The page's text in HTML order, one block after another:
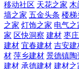
移动社区 天花之家 木
墙之家 五金头条 楼梯
之家 灯饰之家 电气之
家 区快洞察 建材 枣
建材 宜春建材 吉安建
材 萍乡建材 景德镇陶
建材 承德建材 建材之